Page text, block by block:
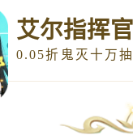
艾尔指挥官
0.05折鬼灭十万